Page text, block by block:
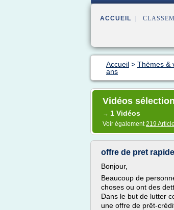
ACCUEIL |
Accueil > Thèmes &
ans
Vidéos
→ 1 Vidéos
Voir également219
offre de pret
Bonjour,
Beaucoup de
choses ou ont des
Dans le but de lutter
une offre de prêt-